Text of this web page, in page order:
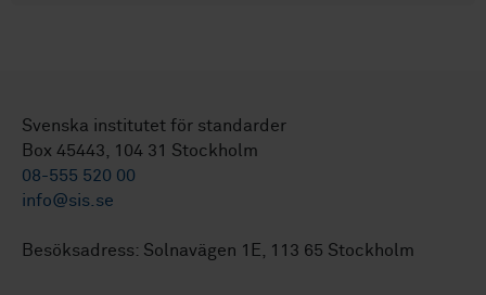
Svenska institutet för standarder
Box 45443, 104 31 Stockholm
08-555 520 00
info@sis.se
Besöksadress: Solnavägen 1E, 113 65 Stockholm